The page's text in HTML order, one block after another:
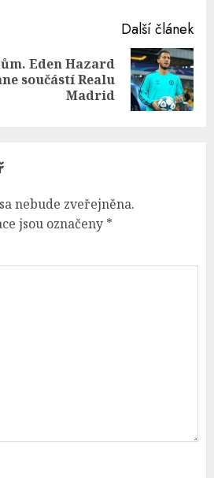
Další článek
Eden Hazard
součástí Realu
Madrid
nebude zveřejněna.
jsou označeny *